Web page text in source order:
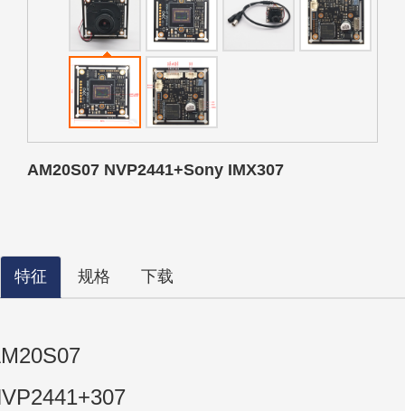
AM20S07 NVP2441+Sony IMX307
特征 规格 下载